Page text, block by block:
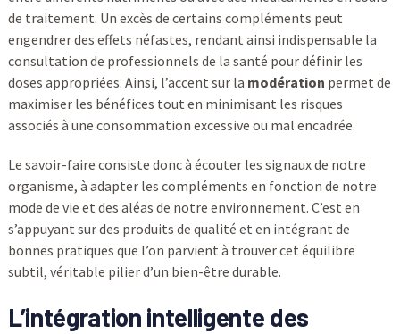
de traitement. Un excès de certains compléments peut
engendrer des effets néfastes, rendant ainsi indispensable la
consultation de professionnels de la santé pour définir les
doses appropriées. Ainsi, l’accent sur la modération permet de
maximiser les bénéfices tout en minimisant les risques
associés à une consommation excessive ou mal encadrée.
Le savoir-faire consiste donc à écouter les signaux de notre
organisme, à adapter les compléments en fonction de notre
mode de vie et des aléas de notre environnement. C’est en
s’appuyant sur des produits de qualité et en intégrant de
bonnes pratiques que l’on parvient à trouver cet équilibre
subtil, véritable pilier d’un bien-être durable.
L’intégration intelligente des